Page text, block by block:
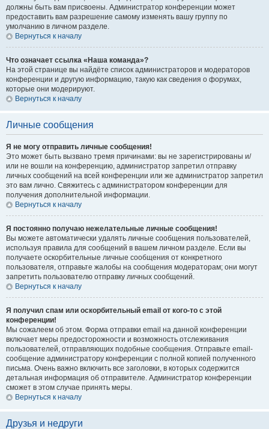
должны быть вам присвоены. Администратор конференции может
предоставить вам разрешение самому изменять вашу группу по
умолчанию в личном разделе.
Вернуться к началу
Что означает ссылка «Наша команда»?
На этой странице вы найдёте список администраторов и модераторов
конференции и другую информацию, такую как сведения о форумах,
которые они модерируют.
Вернуться к началу
Личные сообщения
Я не могу отправить личные сообщения!
Это может быть вызвано тремя причинами: вы не зарегистрированы и/
или не вошли на конференцию, администратор запретил отправку
личных сообщений на всей конференции или же администратор запретил
это вам лично. Свяжитесь с администратором конференции для
получения дополнительной информации.
Вернуться к началу
Я постоянно получаю нежелательные личные сообщения!
Вы можете автоматически удалять личные сообщения пользователей,
используя правила для сообщений в вашем личном разделе. Если вы
получаете оскорбительные личные сообщения от конкретного
пользователя, отправьте жалобы на сообщения модераторам; они могут
запретить пользователю отправку личных сообщений.
Вернуться к началу
Я получил спам или оскорбительный email от кого-то с этой
конференции!
Мы сожалеем об этом. Форма отправки email на данной конференции
включает меры предосторожности и возможность отслеживания
пользователей, отправляющих подобные сообщения. Отправьте email-
сообщение администратору конференции с полной копией полученного
письма. Очень важно включить все заголовки, в которых содержится
детальная информация об отправителе. Администратор конференции
сможет в этом случае принять меры.
Вернуться к началу
Друзья и недруги